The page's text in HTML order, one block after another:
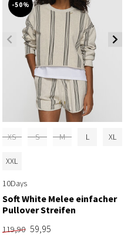
-50%
XS S M L XL
XXL
10Days
Soft White Melee einfacher
Pullover Streifen
119,90 59,95